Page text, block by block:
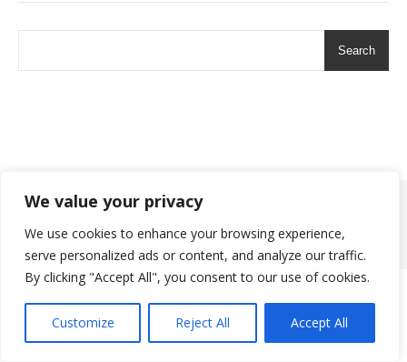
We value your privacy
We use cookies to enhance your browsing experience,
serve personalized ads or content, and analyze our traffic.
By clicking "Accept All", you consent to our use of cookies.
Customize Reject All Accept All
Search
2026 ©
Ashe Theme by WP Royal.
Translate »